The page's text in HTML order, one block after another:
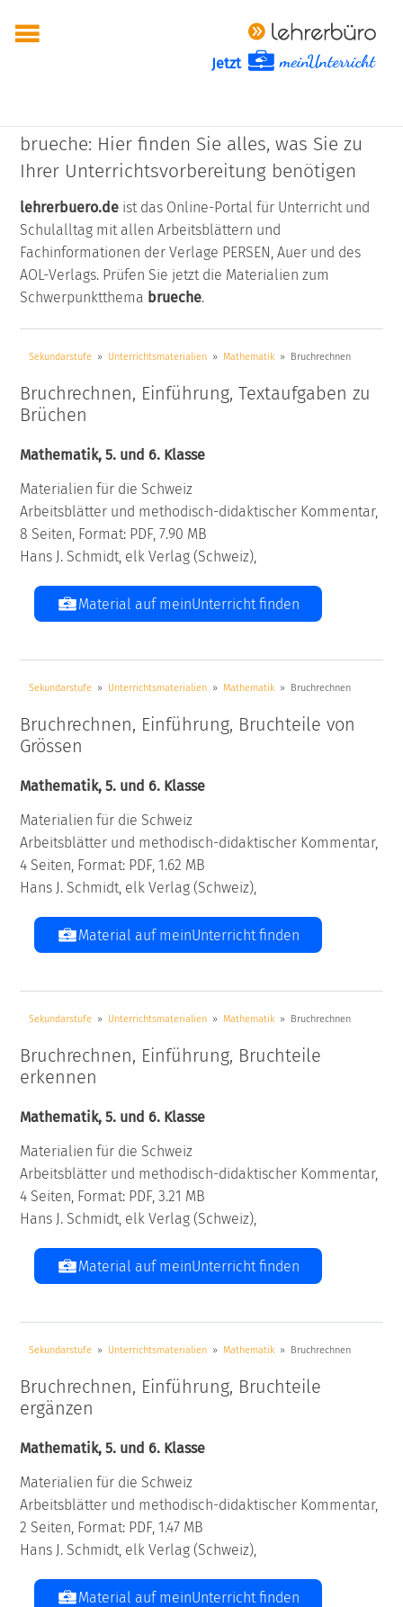
Jetzt
brueche: Hier finden Sie alles, was Sie zu
Ihrer Unterrichtsvorbereitung benötigen
lehrerbuero.de ist das Online-Portal für Unterricht und
Schulalltag mit allen Arbeitsblättern und
Fachinformationen der Verlage PERSEN, Auer und des
AOL-Verlags. Prüfen Sie jetzt die Materialien zum
Schwerpunktthema brueche.
Sekundarstufe Unterrichtsmaterialien Mathematik Bruchrechnen
Bruchrechnen, Einführung, Textaufgaben zu
Brüchen
Mathematik, 5. und 6. Klasse
Materialien für die Schweiz
Arbeitsblätter und methodisch-didaktischer Kommentar,
8 Seiten, Format: PDF, 7.90 MB
Hans J. Schmidt, elk Verlag (Schweiz),
Material auf meinUnterricht finden
Sekundarstufe Unterrichtsmaterialien Mathematik Bruchrechnen
Bruchrechnen, Einführung, Bruchteile von
Grössen
Mathematik, 5. und 6. Klasse
Materialien für die Schweiz
Arbeitsblätter und methodisch-didaktischer Kommentar,
4 Seiten, Format: PDF, 1.62 MB
Hans J. Schmidt, elk Verlag (Schweiz),
Material auf meinUnterricht finden
Sekundarstufe Unterrichtsmaterialien Mathematik Bruchrechnen
Bruchrechnen, Einführung, Bruchteile
erkennen
Mathematik, 5. und 6. Klasse
Materialien für die Schweiz
Arbeitsblätter und methodisch-didaktischer Kommentar,
4 Seiten, Format: PDF, 3.21 MB
Hans J. Schmidt, elk Verlag (Schweiz),
Material auf meinUnterricht finden
Sekundarstufe Unterrichtsmaterialien Mathematik Bruchrechnen
Bruchrechnen, Einführung, Bruchteile
ergänzen
Mathematik, 5. und 6. Klasse
Materialien für die Schweiz
Arbeitsblätter und methodisch-didaktischer Kommentar,
2 Seiten, Format: PDF, 1.47 MB
Hans J. Schmidt, elk Verlag (Schweiz),
Material auf meinUnterricht finden